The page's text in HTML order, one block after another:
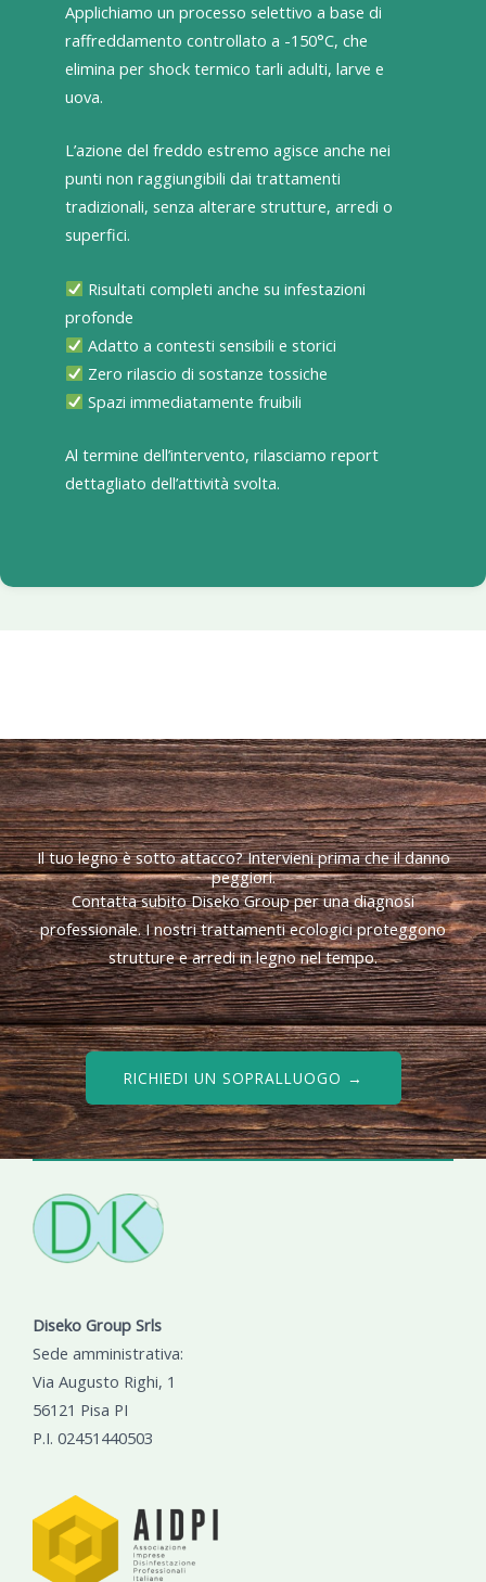
Applichiamo un processo selettivo a base di
raffreddamento controllato a -150°C, che
elimina per shock termico tarli adulti, larve e
uova.
L’azione del freddo estremo agisce anche nei
punti non raggiungibili dai trattamenti
tradizionali, senza alterare strutture, arredi o
superfici.
Risultati completi anche su infestazioni
profonde
Adatto a contesti sensibili e storici
Zero rilascio di sostanze tossiche
Spazi immediatamente fruibili
Al termine dell’intervento, rilasciamo report
dettagliato dell’attività svolta.
Il tuo legno è sotto attacco? Intervieni prima che il danno
peggiori.
Contatta subito Diseko Group per una diagnosi
professionale. I nostri trattamenti ecologici proteggono
strutture e arredi in legno nel tempo.
RICHIEDI UN SOPRALLUOGO →
Diseko Group Srls
Sede amministrativa:
Via Augusto Righi, 1
56121 Pisa PI
P.I. 02451440503